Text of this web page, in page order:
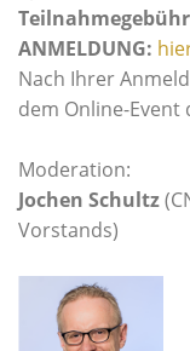
ANMELDUNG:
Nach Ihrer
dem Online-
Moderation:
Jochen Schultz
Vorstands)